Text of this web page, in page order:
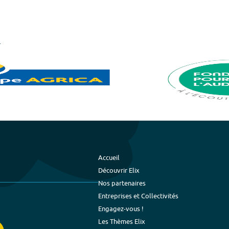
Accueil
Découvrir Elix
Nos partenaires
Entreprises et Collectivités
Engagez-vous !
Les Thèmes Elix